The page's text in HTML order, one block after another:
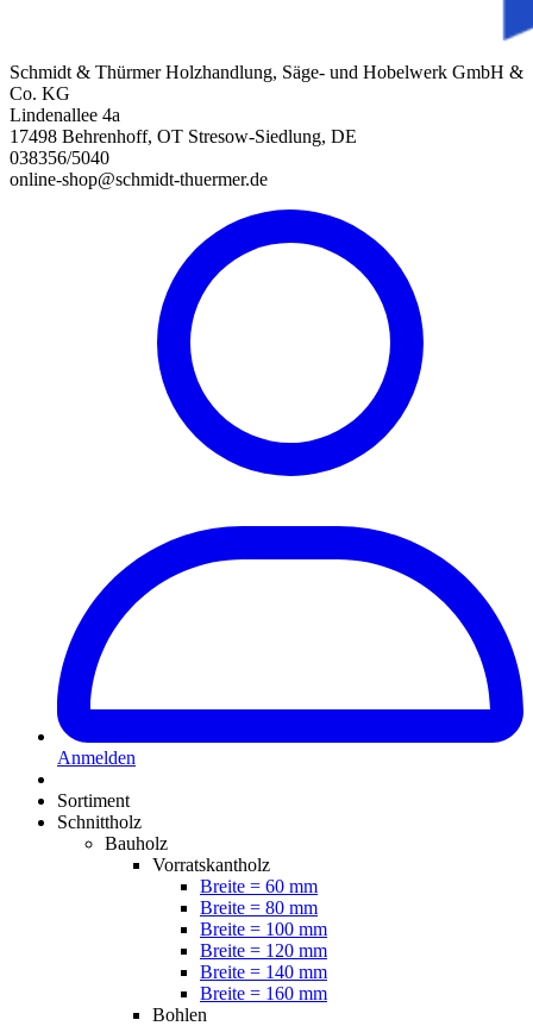
Schmidt & Thürmer Holzhandlung, Säge- und Hobelwerk GmbH &
Co. KG
Lindenallee 4a
17498 Behrenhoff, OT Stresow-Siedlung, DE
038356/5040
online-shop@schmidt-thuermer.de
Anmelden
Sortiment
Schnittholz
Bauholz
Vorratskantholz
Breite = 60 mm
Breite = 80 mm
Breite = 100 mm
Breite = 120 mm
Breite = 140 mm
Breite = 160 mm
Bohlen